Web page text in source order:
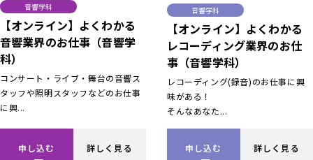
音響学科
【オンライン】よくわかる
音響業界のお仕事（音響学
科）
コンサート・ライブ・舞台の音響ス
タッフや照明スタッフなどのお仕事
に興...
申し込む 詳しく見る
音響学科
【オンライン】よくわかる
レコーディング業界のお仕
事（音響学科）
レコーディング(録音)のお仕事に興
味がある！
そんなあなた...
申し込む 詳しく見る